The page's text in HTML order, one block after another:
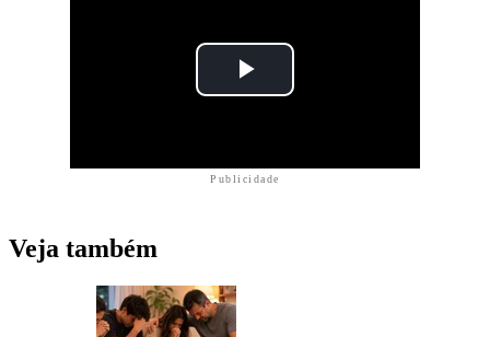
Publicidade
Veja também